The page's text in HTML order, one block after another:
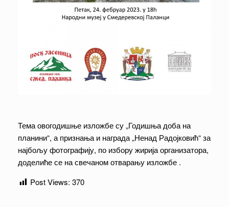
Тема овогодишње изложбе су „Годишња доба на
планини“, а признања и награда „Ненад Радојковић“ за
најбољу фотографију, по избору жирија организатора,
доделиће се на свечаном отварању изложбе .
Post Views: 370